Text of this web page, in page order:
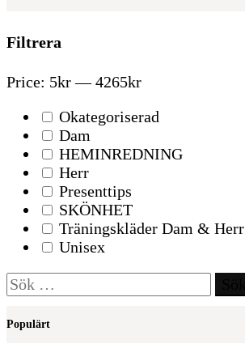
Filtrera
Price: 5kr—4265kr
Okategoriserad
Dam
HEMINREDNING
Herr
Presenttips
SKÖNHET
Träningskläder Dam & Herr
Unisex
Sök
efter:
Populärt